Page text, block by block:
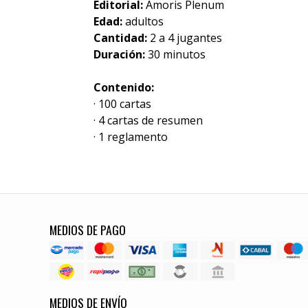
Editorial: Amoris Plenum
Edad:adultos
Cantidad: 2 a 4 jugantes
Duración:30 minutos
Contenido:
· 100 cartas
· 4 cartas de resumen
· 1 reglamento
MEDIOS DE PAGO
MEDIOS DE ENVÍO